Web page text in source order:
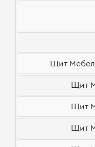
Щит
Щит
Щит
Щит